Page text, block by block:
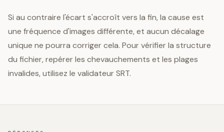
Si au contraire l'écart s'accroît vers la fin, la cause est
une fréquence d'images différente, et aucun décalage
unique ne pourra corriger cela. Pour vérifier la structure
du fichier, repérer les chevauchements et les plages
invalides, utilisez le validateur SRT.